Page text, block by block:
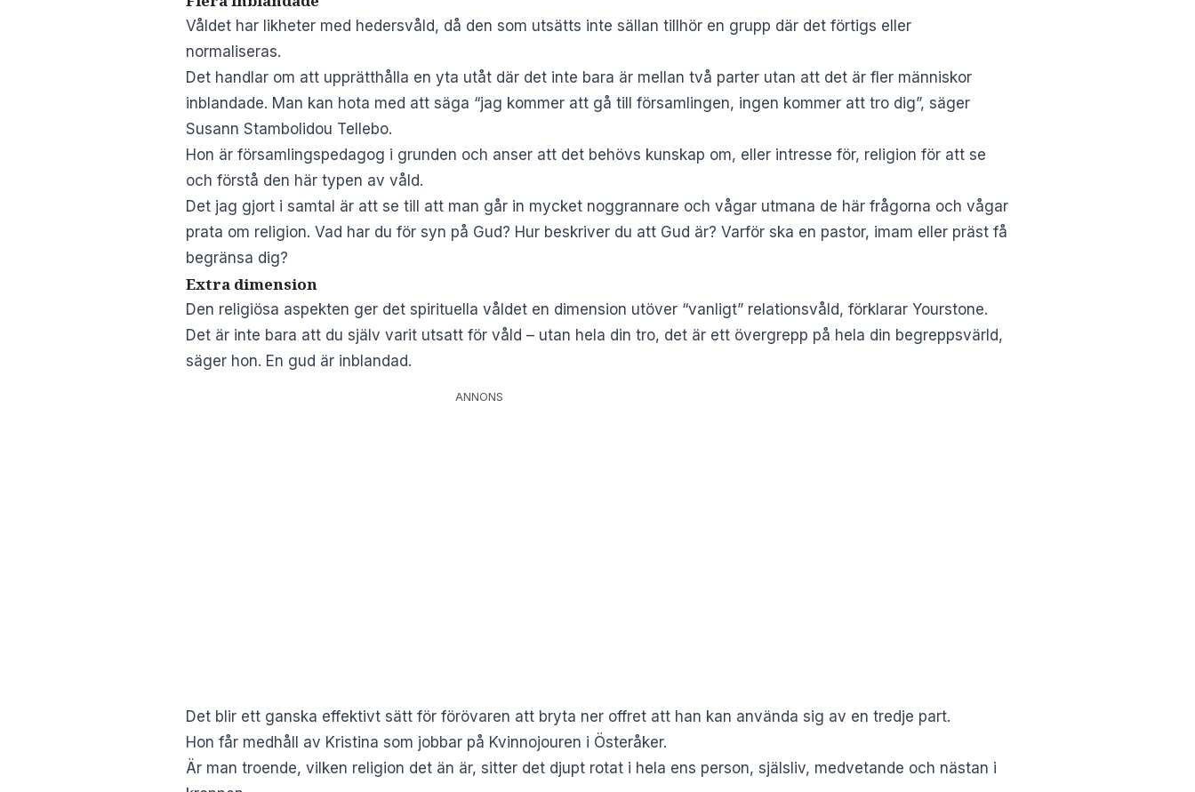
Våldet har likheter med hedersvåld, då den som utsätts inte sällan tillhör en grupp där det förtigs eller
normaliseras.
Det handlar om att upprätthålla en yta utåt där det inte bara är mellan två parter utan att det är fler människor
inblandade. Man kan hota med att säga “jag kommer att gå till församlingen, ingen kommer att tro dig”, säger
Susann Stambolidou Tellebo.
Hon är församlingspedagog i grunden och anser att det behövs kunskap om, eller intresse för, religion för att se
och förstå den här typen av våld.
Det jag gjort i samtal är att se till att man går in mycket noggrannare och vågar utmana de här frågorna och vågar
prata om religion. Vad har du för syn på Gud? Hur beskriver du att Gud är? Varför ska en pastor, imam eller präst få
begränsa dig?
Extra dimension
Den religiösa aspekten ger det spirituella våldet en dimension utöver “vanligt” relationsvåld, förklarar Yourstone.
Det är inte bara att du själv varit utsatt för våld – utan hela din tro, det är ett övergrepp på hela din begreppsvärld,
säger hon. En gud är inblandad.
ANNONS
Det blir ett ganska effektivt sätt för förövaren att bryta ner offret att han kan använda sig av en tredje part.
Hon får medhåll av Kristina som jobbar på Kvinnojouren i Österåker.
Är man troende, vilken religion det än är, sitter det djupt rotat i hela ens person, själsliv, medvetande och nästan i